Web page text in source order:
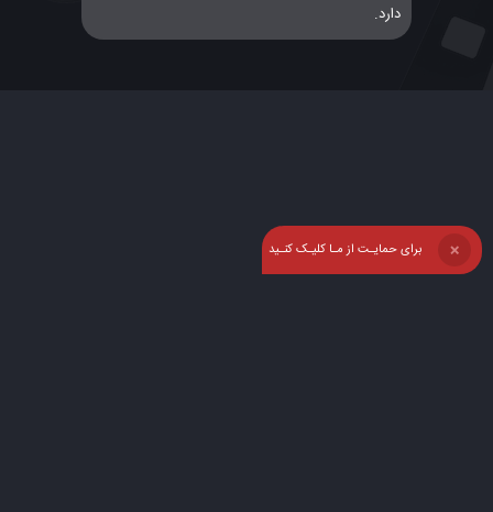
دارد.
برای حمایـت از مـا کلیـک کنـید ❌